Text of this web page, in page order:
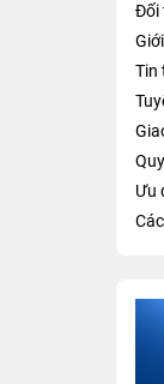
Đối
Tin
Ưu